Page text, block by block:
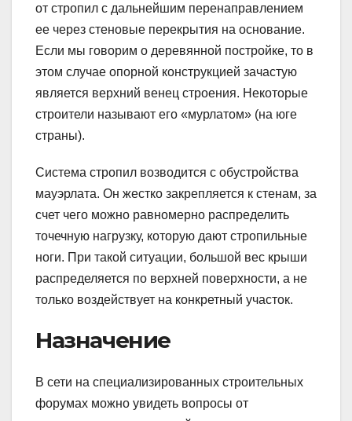
от стропил с дальнейшим перенаправлением
ее через стеновые перекрытия на основание.
Если мы говорим о деревянной постройке, то в
этом случае опорной конструкцией зачастую
является верхний венец строения. Некоторые
строители называют его «мурлатом» (на юге
страны).
Система стропил возводится с обустройства
мауэрлата. Он жестко закрепляется к стенам, за
счет чего можно равномерно распределить
точечную нагрузку, которую дают стропильные
ноги. При такой ситуации, большой вес крыши
распределяется по верхней поверхности, а не
только воздействует на конкретный участок.
Назначение
В сети на специализированных строительных
форумах можно увидеть вопросы от